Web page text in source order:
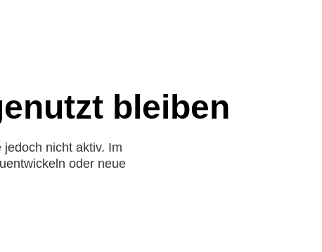
bleiben
nicht aktiv. Im
oder neue